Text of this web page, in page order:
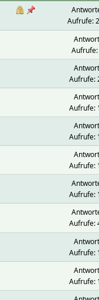
Aufrufe:
Aufrufe:
Aufrufe:
Aufrufe:
Aufrufe:
Aufrufe:
Aufrufe:
Aufrufe:
Aufrufe: